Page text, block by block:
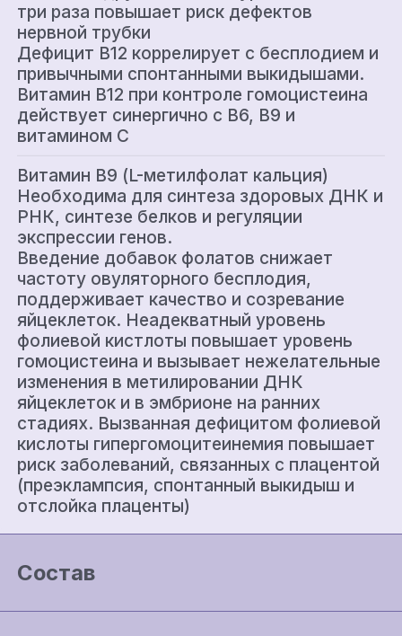
три раза повышает риск дефектов
нервной трубки
Дефицит В12 коррелирует с бесплодием и
привычными спонтанными выкидышами.
Витамин В12 при контроле гомоцистеина
действует синергично с В6, В9 и
витамином С
Витамин В9 (L-метилфолат кальция)
Необходима для синтеза здоровых ДНК и
РНК, синтезе белков и регуляции
экспрессии генов.
Введение добавок фолатов снижает
частоту овуляторного бесплодия,
поддерживает качество и созревание
яйцеклеток. Неадекватный уровень
фолиевой кистлоты повышает уровень
гомоцистеина и вызывает нежелательные
изменения в метилировании ДНК
яйцеклеток и в эмбрионе на ранних
стадиях. Вызванная дефицитом фолиевой
кислоты гипергомоцитеинемия повышает
риск заболеваний, связанных с плацентой
(преэклампсия, спонтанный выкидыш и
отслойка плаценты)
Состав